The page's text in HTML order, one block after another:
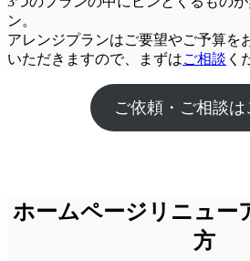
ン。
アレンジプランはご要望やご予算を
いただきますので、まずはご相談 く
ご依頼・ご相談は
ホームページリニュー
方